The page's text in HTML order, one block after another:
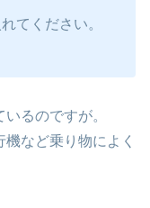
てください。
るのですが。
など乗り物によく